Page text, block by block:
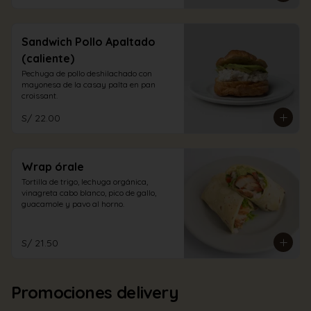
Sandwich Pollo Apaltado
(caliente)
Pechuga de pollo deshilachado con
mayonesa de la casay palta en pan
croissant.
S/ 22.00
Wrap órale
Tortilla de trigo, lechuga orgánica,
vinagreta cabo blanco, pico de gallo,
guacamole y pavo al horno.
S/ 21.50
Promociones delivery